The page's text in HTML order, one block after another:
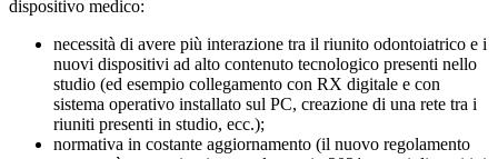
dispositivo medico:
necessità di avere più interazione tra il riunito odontoiatrico e i
nuovi dispositivi ad alto contenuto tecnologico presenti nello
studio (ed esempio collegamento con RX digitale e con
sistema operativo installato sul PC, creazione di una rete tra i
riuniti presenti in studio, ecc.);
normativa in costante aggiornamento (il nuovo regolamento